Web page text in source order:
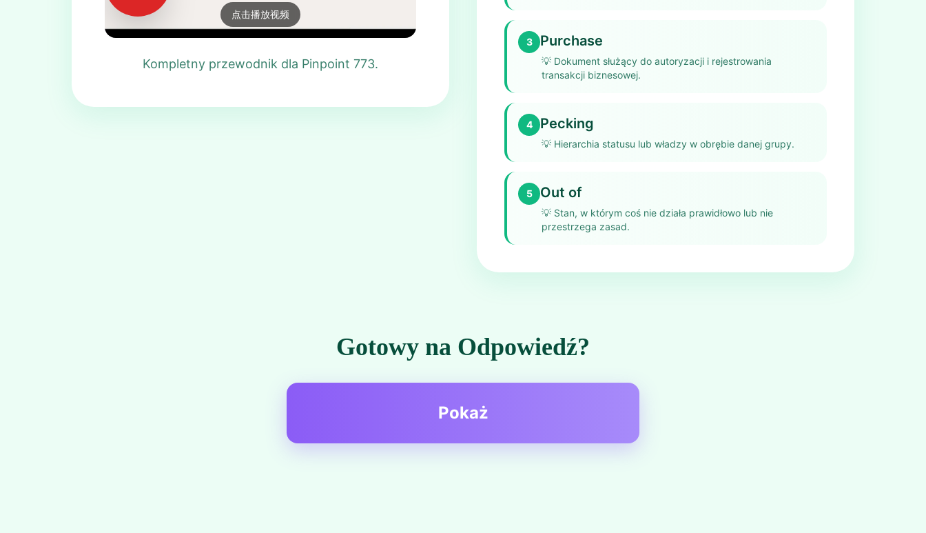
点击播放视频
Kompletny przewodnik dla Pinpoint 773.
3 Purchase
💡 Dokument służący do autoryzacji i rejestrowania
transakcji biznesowej.
4 Pecking
💡 Hierarchia statusu lub władzy w obrębie danej grupy.
5 Out of
💡 Stan, w którym coś nie działa prawidłowo lub nie
przestrzega zasad.
Gotowy na Odpowiedź?
Pokaż